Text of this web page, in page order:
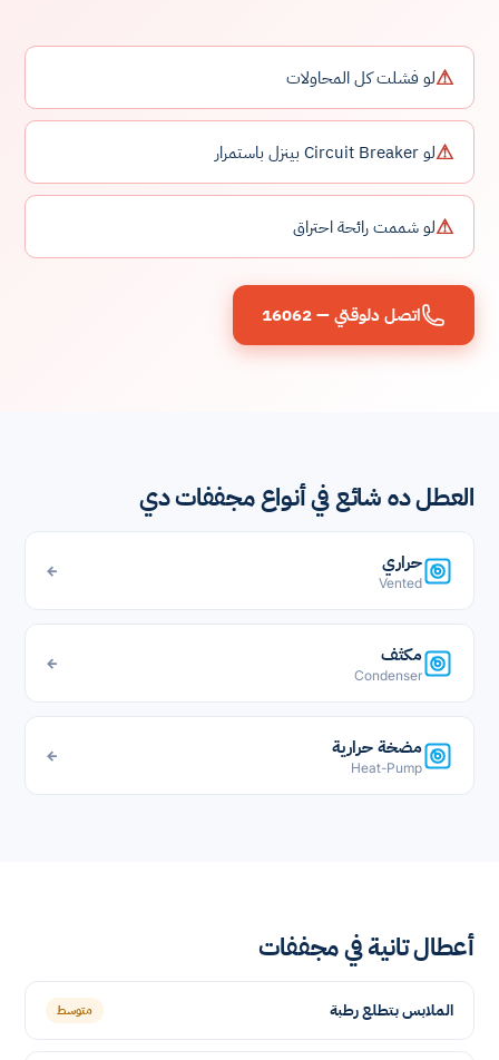
⚠لو فشلت كل المحاولات
⚠لو Circuit Breaker بينزل باستمرار
⚠لو شممت رائحة احتراق
اتصل دلوقتي — 16062
العطل ده شائع في أنواع مجففات دي
حراري
Vented
←
مكثف
Condenser
←
مضخة حرارية
Heat-Pump
←
أعطال تانية في مجففات
الملابس بتطلع رطبة متوسط